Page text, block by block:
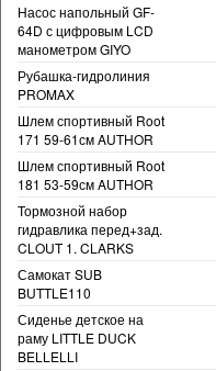
Насос напольный GF-
64D с цифровым LCD
манометром GIYO
Рубашка-гидролиния
PROMAX
Шлем спортивный Root
171 59-61см AUTHOR
Шлем спортивный Root
181 53-59см AUTHOR
Тормозной набор
гидравлика перед+зад.
CLOUT 1. CLARKS
Самокат SUB
BUTTLE110
Сиденье детское на
раму LITTLE DUCK
BELLELLI